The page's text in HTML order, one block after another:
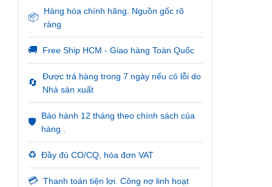
📦
Hàng hóa chính hãng. Nguồn gốc rõ
ràng
🚚 Free Ship HCM - Giao hàng Toàn Quốc
🔄
Được trả hàng trong 7 ngày nếu có lỗi do
Nhà sản xuất
🛡️
Bảo hành 12 tháng theo chính sách của
hàng .
♻️ Đầy đủ CO/CQ, hóa đơn VAT
💳 Thanh toán tiện lợi. Công nợ linh hoạt